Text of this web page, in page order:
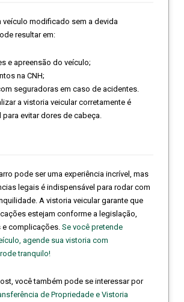
veículo modificado sem a devida
resultar em:
e apreensão do veículo;
na CNH;
seguradoras em caso de acidentes.
a vistoria veicular corretamente é
evitar dores de cabeça.
pode ser uma experiência incrível, mas
legais é indispensável para rodar com
A vistoria veicular garante que
estejam conforme a legislação,
complicações. Se você pretende
agende sua vistoria com
tranquilo!
você também pode se interessar por
de Propriedade e Vistoria